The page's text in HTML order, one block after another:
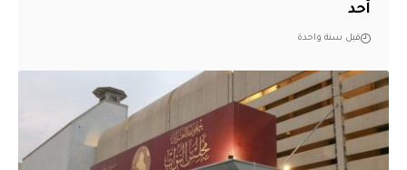
أحد
قبل سنة واحدة